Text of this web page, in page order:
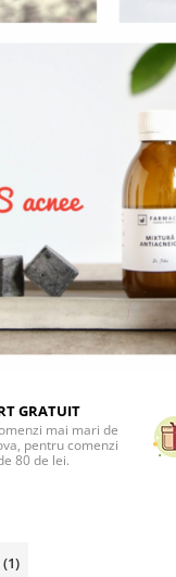
GRATUIT
mai mari de
pentru comenzi
80 de lei.
(1)